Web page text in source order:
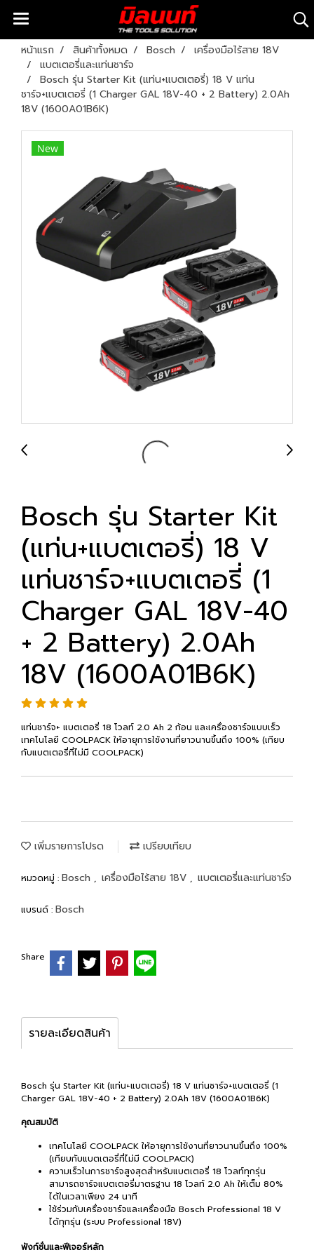
หน้าแรก สินค้าทั้งหมด Bosch
เครื่องมือไร้สาย 18V
แบตเตอรี่และแท่นชาร์จ
Bosch รุ่น Starter Kit (แท่น+แบตเตอรี่) 18 V แท่น
ชาร์จ+แบตเตอรี่ (1 Charger GAL 18V-40 + 2 Battery) 2.0Ah
18V (1600A01B6K)
New
Bosch รุ่น Starter Kit
(แท่น+แบตเตอรี่) 18 V
แท่นชาร์จ+แบตเตอรี่ (1
Charger GAL 18V-40
+ 2 Battery) 2.0Ah
18V (1600A01B6K)
แท่นชาร์จ+ แบตเตอรี่ 18 โวลท์ 2.0 Ah 2 ก้อน และเครื่องชาร์จแบบเร็ว
เทคโนโลยี COOLPACK ให้อายุการใช้งานที่ยาวนานขึ้นถึง 100% (เทียบ
กับแบตเตอรี่ที่ไม่มี COOLPACK)
เพิ่มรายการโปรด เปรียบเทียบ
หมวดหมู่ : Bosch , เครื่องมือไร้สาย 18V , แบตเตอรี่และแท่นชาร์จ
แบรนด์ : Bosch
Share
รายละเอียดสินค้า
Bosch รุ่น Starter Kit (แท่น+แบตเตอรี่) 18 V แท่นชาร์จ+แบตเตอรี่ (1
Charger GAL 18V-40 + 2 Battery) 2.0Ah 18V (1600A01B6K)
คุณสมบัติ
เทคโนโลยี COOLPACK ให้อายุการใช้งานที่ยาวนานขึ้นถึง 100%
(เทียบกับแบตเตอรี่ที่ไม่มี COOLPACK)
ความเร็วในการชาร์จสูงสุดสำหรับแบตเตอรี่ 18 โวลท์ทุกรุ่น
สามารถชาร์จแบตเตอรี่มาตรฐาน 18 โวลท์ 2.0 Ah ให้เต็ม 80%
ได้ในเวลาเพียง 24 นาที
ใช้ร่วมกับเครื่องชาร์จและเครื่องมือ Bosch Professional 18 V
ได้ทุกรุ่น (ระบบ Professional 18V)
ฟังก์ชั่นและฟีเจอร์หลัก